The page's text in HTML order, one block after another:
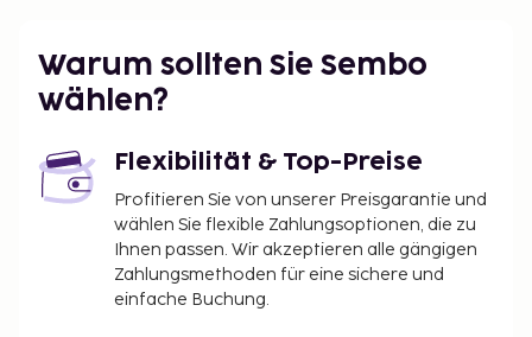
Warum sollten Sie Sembo
wählen?
Flexibilität & Top-Preise
Profitieren Sie von unserer Preisgarantie und
wählen Sie flexible Zahlungsoptionen, die zu
Ihnen passen. Wir akzeptieren alle gängigen
Zahlungsmethoden für eine sichere und
einfache Buchung.